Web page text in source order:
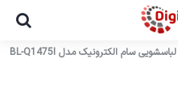
ماشین لباسشویی سام الکترونیک مدل BL-Q1475I